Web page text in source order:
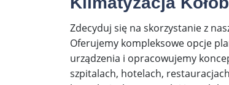
Zdecyduj się na skorzystanie z
Oferujemy kompleksowe opcje
urządzenia i opracowujemy
szpitalach, hotelach,